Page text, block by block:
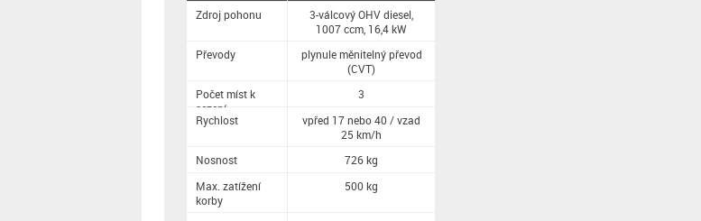
Zdroj pohonu
Převody
Počet míst k
sezení
Rychlost
Nosnost
Max. zatížení
korby
3-válcový OHV diesel,
1007 ccm, 16,4 kW
plynule měnitelný převod
(CVT)
3
vpřed 17 nebo 40 / vzad
25 km/h
726 kg
500 kg